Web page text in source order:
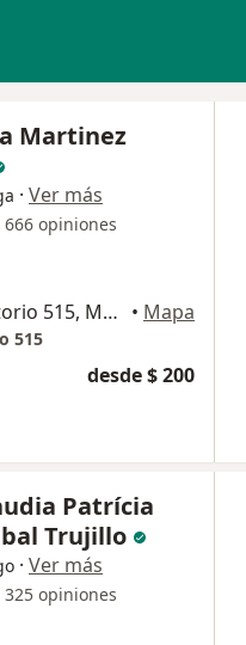
Martinez
· Ver más
666 opiniones
Carrera 21 #64a-33 consultorio 515, Manizales • Mapa
515
desde $ 200
Patrícia
Trujillo
· Ver más
325 opiniones